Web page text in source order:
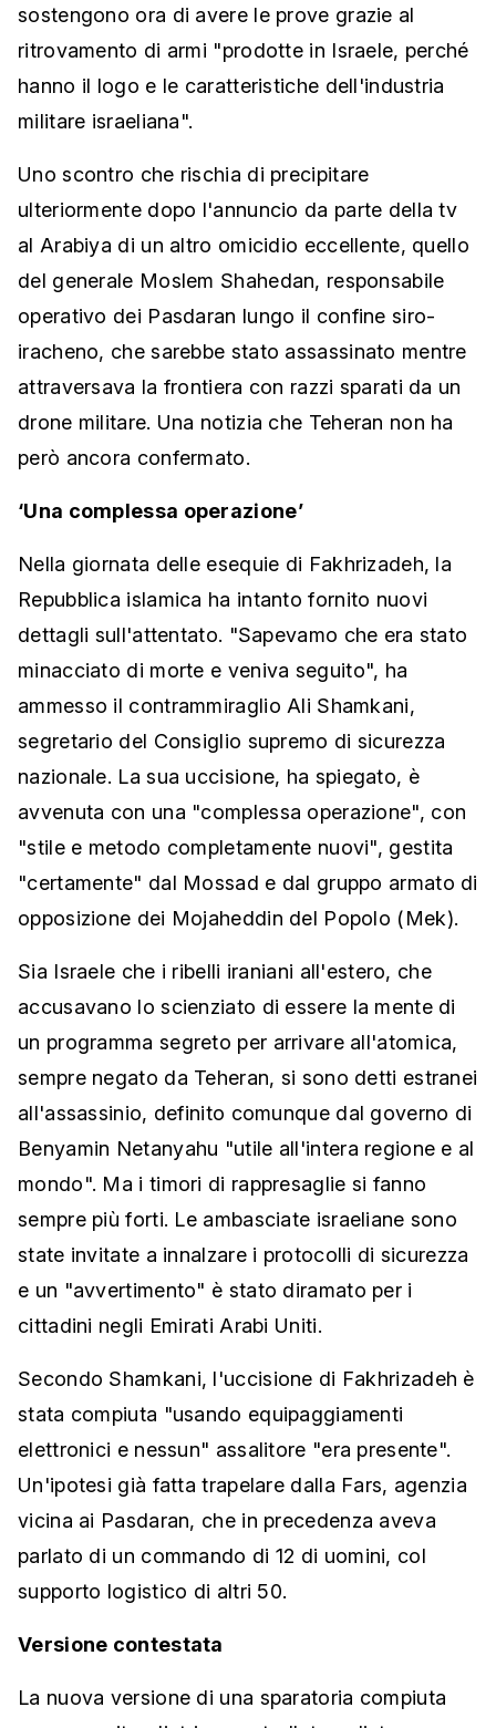
sostengono ora di avere le prove grazie al
ritrovamento di armi "prodotte in Israele, perché
hanno il logo e le caratteristiche dell'industria
militare israeliana".
Uno scontro che rischia di precipitare
ulteriormente dopo l'annuncio da parte della tv
al Arabiya di un altro omicidio eccellente, quello
del generale Moslem Shahedan, responsabile
operativo dei Pasdaran lungo il confine siro-
iracheno, che sarebbe stato assassinato mentre
attraversava la frontiera con razzi sparati da un
drone militare. Una notizia che Teheran non ha
però ancora confermato.
‘Una complessa operazione’
Nella giornata delle esequie di Fakhrizadeh, la
Repubblica islamica ha intanto fornito nuovi
dettagli sull'attentato. "Sapevamo che era stato
minacciato di morte e veniva seguito", ha
ammesso il contrammiraglio Ali Shamkani,
segretario del Consiglio supremo di sicurezza
nazionale. La sua uccisione, ha spiegato, è
avvenuta con una "complessa operazione", con
"stile e metodo completamente nuovi", gestita
"certamente" dal Mossad e dal gruppo armato di
opposizione dei Mojaheddin del Popolo (Mek).
Sia Israele che i ribelli iraniani all'estero, che
accusavano lo scienziato di essere la mente di
un programma segreto per arrivare all'atomica,
sempre negato da Teheran, si sono detti estranei
all'assassinio, definito comunque dal governo di
Benyamin Netanyahu "utile all'intera regione e al
mondo". Ma i timori di rappresaglie si fanno
sempre più forti. Le ambasciate israeliane sono
state invitate a innalzare i protocolli di sicurezza
e un "avvertimento" è stato diramato per i
cittadini negli Emirati Arabi Uniti.
Secondo Shamkani, l'uccisione di Fakhrizadeh è
stata compiuta "usando equipaggiamenti
elettronici e nessun" assalitore "era presente".
Un'ipotesi già fatta trapelare dalla Fars, agenzia
vicina ai Pasdaran, che in precedenza aveva
parlato di un commando di 12 di uomini, col
supporto logistico di altri 50.
Versione contestata
La nuova versione di una sparatoria compiuta